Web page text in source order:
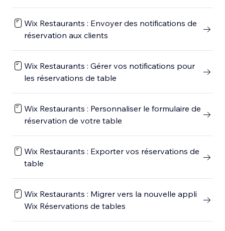
Wix Restaurants : Envoyer des notifications de
réservation aux clients
Wix Restaurants : Gérer vos notifications pour
les réservations de table
Wix Restaurants : Personnaliser le formulaire de
réservation de votre table
Wix Restaurants : Exporter vos réservations de
table
Wix Restaurants : Migrer vers la nouvelle appli
Wix Réservations de tables